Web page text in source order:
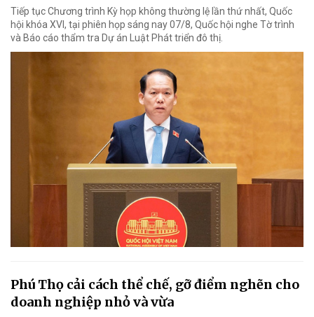
Tiếp tục Chương trình Kỳ họp không thường lệ lần thứ nhất, Quốc
hội khóa XVI, tại phiên họp sáng nay 07/8, Quốc hội nghe Tờ trình
và Báo cáo thẩm tra Dự án Luật Phát triển đô thị.
Phú Thọ cải cách thể chế, gỡ điểm nghẽn cho
doanh nghiệp nhỏ và vừa